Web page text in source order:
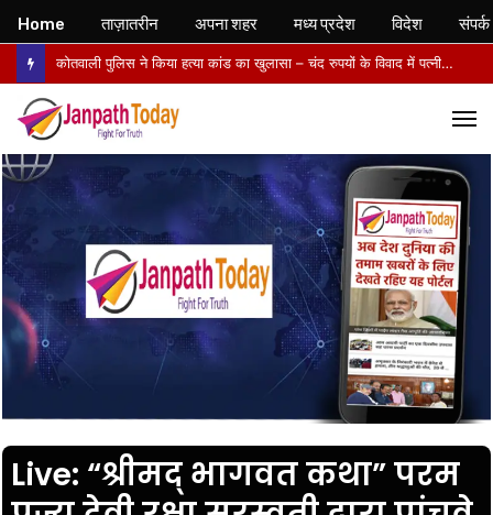
कोतवाली पुलिस ने किया हत्या कांड का खुलासा – चंद रुपयों के विवाद में पत्नी की पीट-पीटकर हत्या, पति गिरफ्तार- पोस्टमार्टम में तिल्ली फटने से मौत की पुष्टि
Live: “श्रीमद् भागवत कथा” परम
Home ताज़ातरीन अपना शहर मध्य प्रदेश विदेश संपर्क